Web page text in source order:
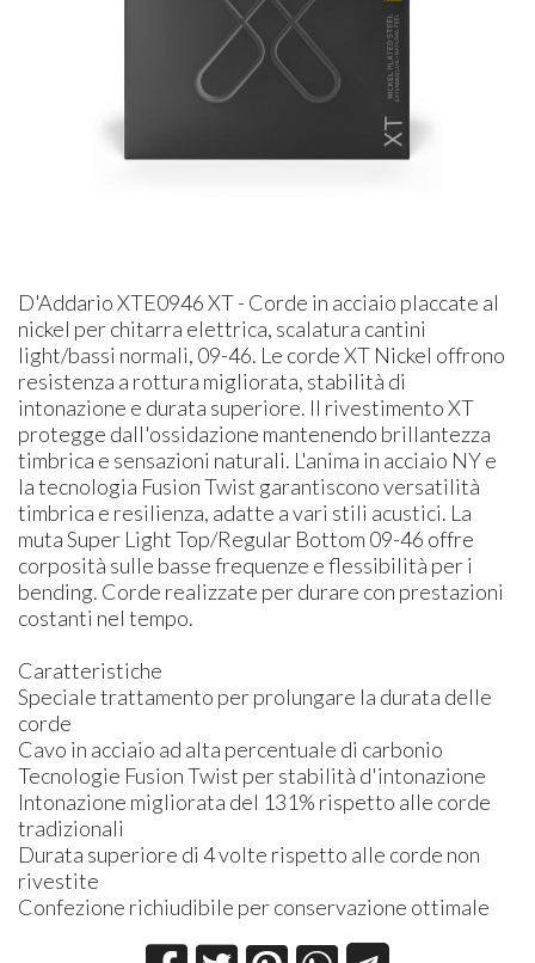
D'Addario XTE0946 XT - Corde in acciaio placcate al
nickel per chitarra elettrica, scalatura cantini
light/bassi normali, 09-46. Le corde XT Nickel offrono
resistenza a rottura migliorata, stabilità di
intonazione e durata superiore. Il rivestimento XT
protegge dall'ossidazione mantenendo brillantezza
timbrica e sensazioni naturali. L'anima in acciaio NY e
la tecnologia Fusion Twist garantiscono versatilità
timbrica e resilienza, adatte a vari stili acustici. La
muta Super Light Top/Regular Bottom 09-46 offre
corposità sulle basse frequenze e flessibilità per i
bending. Corde realizzate per durare con prestazioni
costanti nel tempo.
Caratteristiche
Speciale trattamento per prolungare la durata delle
corde
Cavo in acciaio ad alta percentuale di carbonio
Tecnologie Fusion Twist per stabilità d'intonazione
Intonazione migliorata del 131% rispetto alle corde
tradizionali
Durata superiore di 4 volte rispetto alle corde non
rivestite
Confezione richiudibile per conservazione ottimale